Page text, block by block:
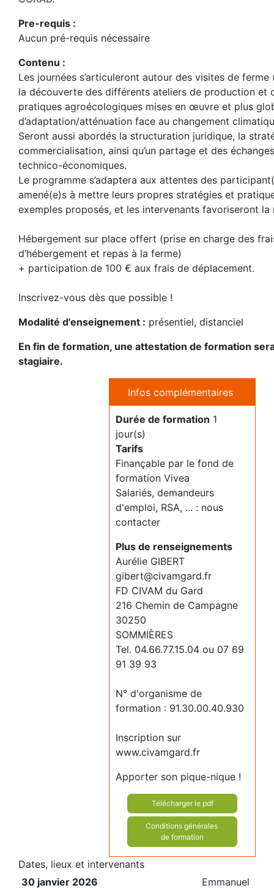
Pre-requis :
Aucun pré-requis nécessaire
Contenu :
Les journées s’articuleront autour des visites de
la découverte des différents ateliers de production et
pratiques agroécologiques mises en œuvre et plus
d’adaptation/atténuation face au changement
Seront aussi abordés la structuration juridique, la
commercialisation, ainsi qu’un partage et des
technico-économiques.
Le programme s’adaptera aux attentes des
amené(e)s à mettre leurs propres stratégies et
exemples proposés, et les intervenants favoriseront la
Hébergement sur place offert (prise en charge des
d’hébergement et repas à la ferme)
+ participation de 100 € aux frais de déplacement.
Inscrivez-vous dès que possible !
Modalité d'enseignement : présentiel, distanciel
En fin de formation, une attestation de formation
stagiaire.
Infos complémentaires
Durée de formation 1
jour(s)
Tarifs
Finançable par le fond de
formation Vivea
Salariés, demandeurs
d'emploi, RSA, ... : nous
contacter
Plus de renseignements
Aurélie GIBERT
gibert@civamgard.fr
FD CIVAM du Gard
216 Chemin de Campagne
30250
SOMMIÈRES
Tel. 04.66.77.15.04 ou 07 69
91 39 93
N° d'organisme de
formation : 91.30.00.40.930
Inscription sur
www.civamgard.fr
Apporter son pique-nique !
Télécharger le pdf
Conditions générales
de formation
Dates, lieux et intervenants
30 janvier 2026
Emmanuel